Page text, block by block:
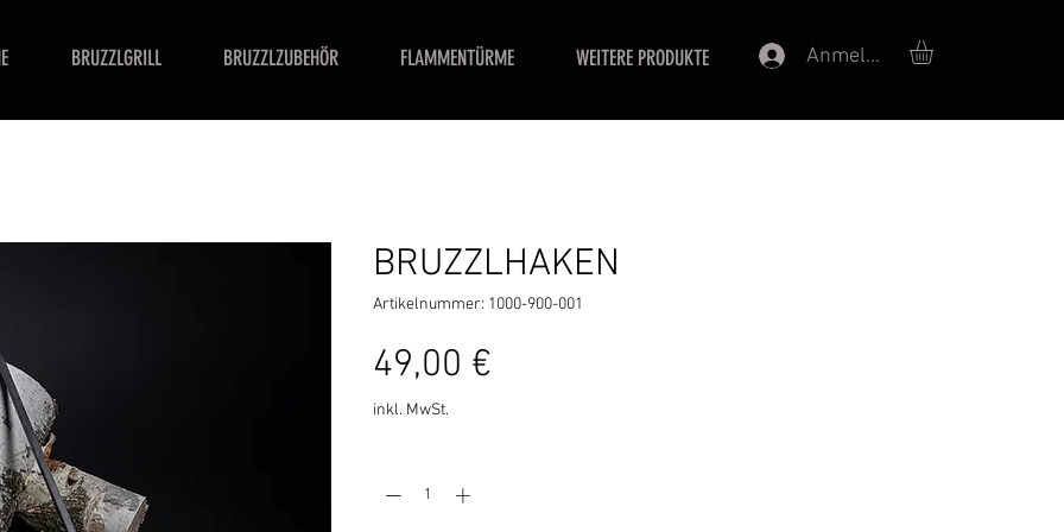
BRUZZLGRILL BRUZZLZUBEHÖR FLAMMENTÜRME WEITERE PRODUKTE Anmelden
BRUZZLHAKEN
Artikelnummer: 1000-900-001
49,00 €
inkl. MwSt.